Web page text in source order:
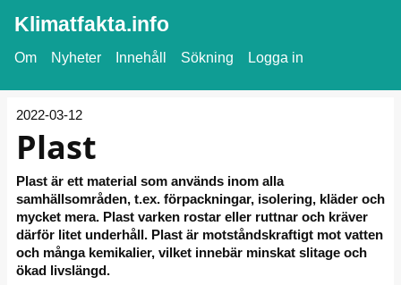
Klimatfakta.info
Om Nyheter Innehåll Sökning Logga in
2022-03-12
Plast
Plast är ett material som används inom alla
samhällsområden, t.ex. förpackningar, isolering, kläder och
mycket mera. Plast varken rostar eller ruttnar och kräver
därför litet underhåll. Plast är motståndskraftigt mot vatten
och många kemikalier, vilket innebär minskat slitage och
ökad livslängd.